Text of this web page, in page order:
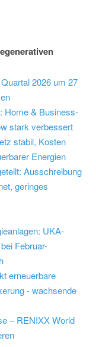
2026 um 27
Home & Business-
stark verbessert
stabil, Kosten
Energien
Ausschreibung
geringes
UKA-
Februar-
erneuerbare
- wachsende
– RENIXX World